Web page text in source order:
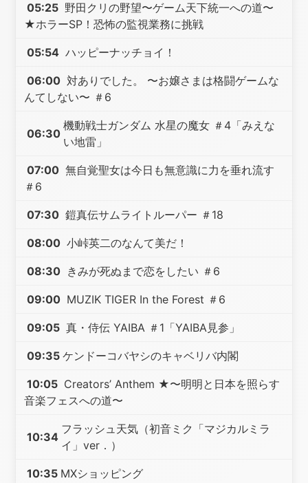
05:25 野田クリの野望〜ゲーム天下統一への道〜
★ホラーSP！恐怖の監視業務に挑戦
05:54 ハッピーナッチョイ！
06:00 対ありでした。 〜お嬢さまは格闘ゲームな
んてしない〜 ＃6
06:30
機動戦士ガンダム 水星の魔女 ＃4「みえな
い地雷」
07:00 無自覚聖女は今日も無意識に力を垂れ流す
＃6
07:30 鎧真伝サムライトルーパー ＃18
08:00 小峠英二のなんて美だ！
08:30 きみが死ぬまで恋をしたい ＃6
09:00 MUZIK TIGER In the Forest ＃6
09:05 真・侍伝 YAIBA ＃1「YAIBA見参」
09:35 ケンドーコバヤシのキャベリバ内閣
10:05 Creators’ Anthem ★〜明明と日本を照らす
音楽フェスへの道〜
10:34
フラッシュ天気（初音ミク「マジカルミラ
イ」ver．）
10:35 MXショッピング